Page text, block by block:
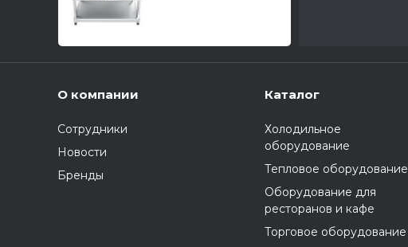
О компании
Сотрудники
Новости
Бренды
Каталог
Холодильное
оборудование
Тепловое оборудование
Оборудование для
ресторанов и кафе
Торговое оборудование